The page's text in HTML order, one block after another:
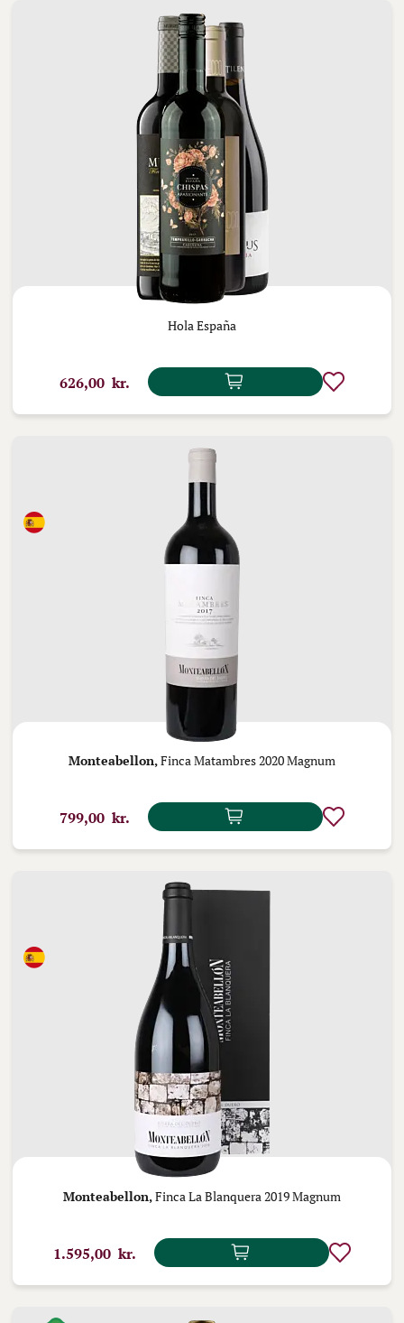
Hola España
626,00 kr.
Monteabellon,Finca Matambres 2020 Magnum
799,00 kr.
Monteabellon, Finca La Blanquera 2019 Magnum
1.595,00 kr.